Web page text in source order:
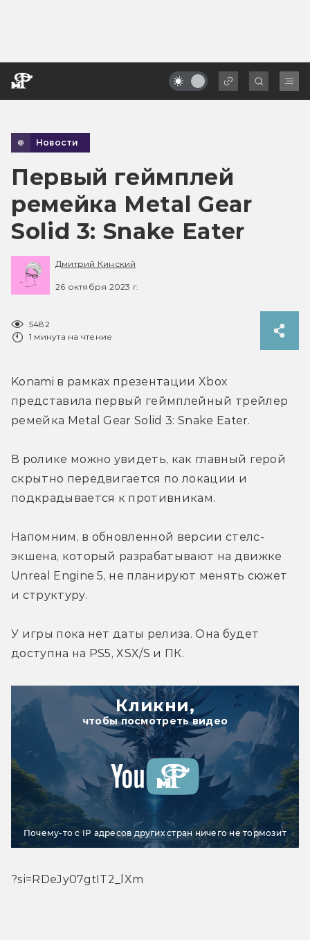
Новости
Первый геймплей
ремейка Metal Gear
Solid 3: Snake Eater
Дмитрий Кинский
26 октября 2023 г.
5482
1 минута на чтение
Konami в рамках презентации Xbox
представила первый геймплейный трейлер
ремейка Metal Gear Solid 3: Snake Eater.
В ролике можно увидеть, как главный герой
скрытно передвигается по локации и
подкрадывается к противникам.
Напомним, в обновленной версии стелс-
экшена, который разрабатывают на движке
Unreal Engine 5, не планируют менять сюжет
и структуру.
У игры пока нет даты релиза. Она будет
доступна на PS5, XSX/S и ПК.
Кликни,
чтобы посмотреть видео
Почему-то с IP адресов других стран ничего не тормозит
?si=RDeJy07gtIT2_lXm